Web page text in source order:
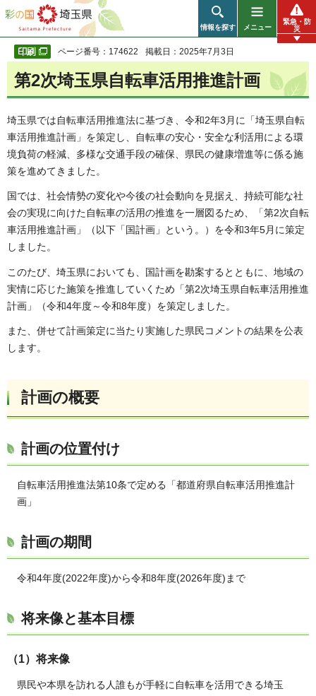
彩の国 埼玉県
情報を探す メニュー
緊急・防
災
ページ番号：174622 掲載日：2025年7月3日
第2次埼玉県自転車活用推進計画
埼玉県では自転車活用推進法に基づき、令和2年3月に「埼玉県自転
車活用推進計画」を策定し、自転車の安心・安全な利活用による環
境負荷の軽減、多様な交通手段の確保、県民の健康増進等に係る施
策を進めてきました。
国では、社会情勢の変化や今後の社会動向を見据え、持続可能な社
会の実現に向けた自転車の活用の推進を一層図るため、「第2次自転
車活用推進計画」（以下「国計画」という。）を令和3年5月に策定
しました。
このたび、埼玉県においても、国計画を勘案するとともに、地域の
実情に応じた施策を推進していくため「第2次埼玉県自転車活用推進
計画」（令和4年度～令和8年度）を策定しました。
また、併せて計画策定に当たり実施した県民コメントの結果を公表
します。
計画の概要
計画の位置付け
自転車活用推進法第10条で定める「都道府県自転車活用推進計
画」
計画の期間
令和4年度(2022年度)から令和8年度(2026年度)まで
将来像と基本目標
（1）将来像
県民や本県を訪れる人誰もが手軽に自転車を活用できる埼玉